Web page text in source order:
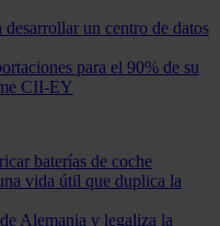
un centro de datos
para el 90% de su
CII-EY
baterías de coche
vida útil que duplica la
Alemania y legaliza la